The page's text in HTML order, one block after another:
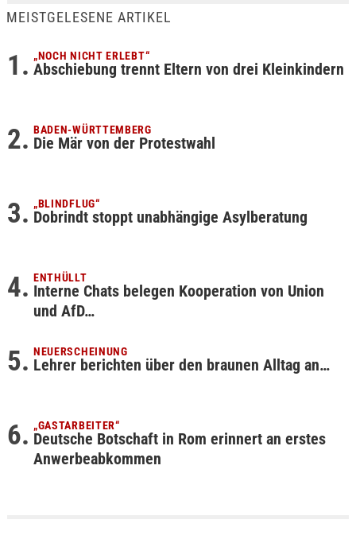
MEISTGELESENE ARTIKEL
„NOCH NICHT ERLEBT“
Abschiebung trennt Eltern von drei Kleinkindern
BADEN-WÜRTTEMBERG
Die Mär von der Protestwahl
„BLINDFLUG“
Dobrindt stoppt unabhängige Asylberatung
ENTHÜLLT
Interne Chats belegen Kooperation von Union
und AfD…
NEUERSCHEINUNG
Lehrer berichten über den braunen Alltag an…
„GASTARBEITER“
Deutsche Botschaft in Rom erinnert an erstes
Anwerbeabkommen